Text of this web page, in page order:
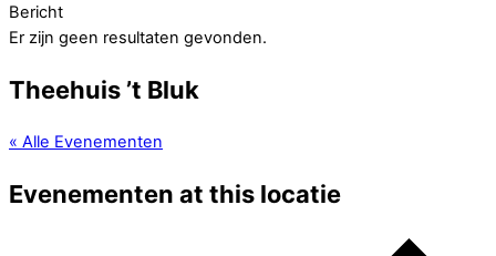
Bericht
Er zijn geen resultaten gevonden.
Theehuis ’t Bluk
« Alle Evenementen
Evenementen at this locatie